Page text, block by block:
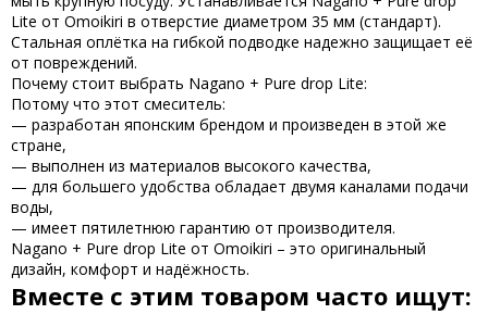
Lite от Omoikiri в отверстие диаметром 35 мм (стандарт).
Стальная оплётка на гибкой подводке надежно защищает её
от повреждений.
Почему стоит выбрать Nagano + Pure drop Lite:
Потому что этот смеситель:
— разработан японским брендом и произведен в этой же
стране,
— выполнен из материалов высокого качества,
— для большего удобства обладает двумя каналами подачи
воды,
— имеет пятилетнюю гарантию от производителя.
Nagano + Pure drop Lite от Omoikiri – это оригинальный
дизайн, комфорт и надёжность.
Вместе с этим товаром часто ищут: